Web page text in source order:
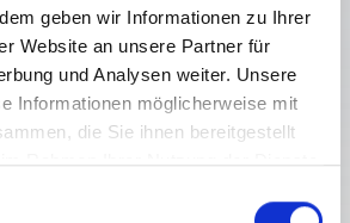
geben wir Informationen zu Ihrer
Website an unsere Partner für
und Analysen weiter. Unsere
Informationen möglicherweise mit
die Sie ihnen bereitgestellt
Rahmen Ihrer Nutzung der Dienste